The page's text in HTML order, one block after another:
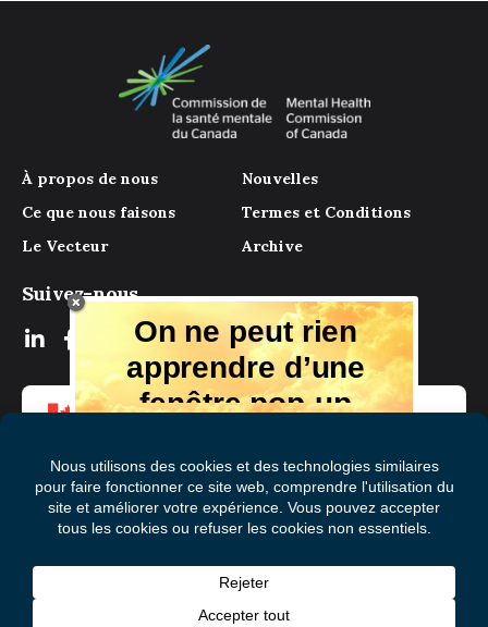
À propos de nous
Ce que nous faisons
Le Vecteur
Nouvelles
Termes et Conditions
Archive
Suivez-nous
On ne peut rien
apprendre d’une
fenêtre pop-up
et de ceux qui ont vécu l'expérience.
Recevez chaque mois des conseils et
des idées dans votre boîte aux lettres
électronique gratuitement!
S'abonner à Le Vecteur
(Nécessaire)
Nom